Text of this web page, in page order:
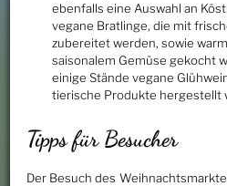
ebenfalls eine Auswahl an
vegane Bratlinge, die mit
zubereitet werden, sowie
saisonalem Gemüse gekocht
einige Stände vegane
tierische Produkte hergestellt
Tipps für Besucher
Der Besuch des